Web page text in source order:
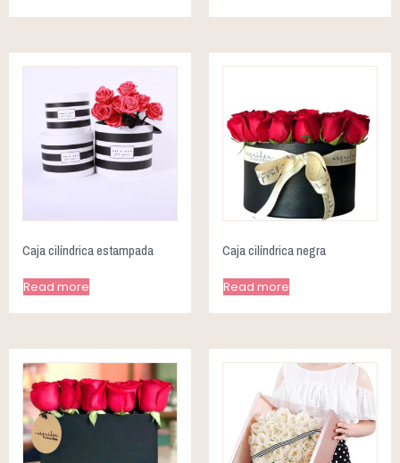
Caja cilíndrica estampada
Read more
Caja cilíndrica negra
Read more